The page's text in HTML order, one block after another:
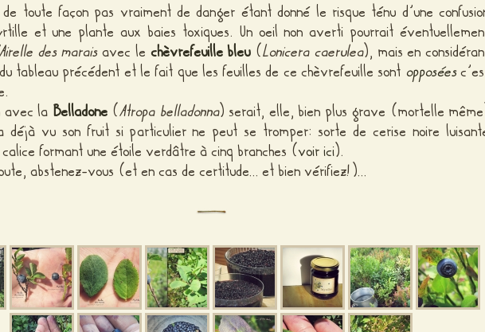
toute façon pas vraiment de danger étant donné le risque ténu d’une
et une plante aux baies toxiques. Un oeil non averti pourrait
des maraisavec lechèvrefeuille bleu (Lonicera caerulea), mais en
tableau précédent et le fait que les feuilles de ce chèvrefeuille sont opposées
avec la Belladone (Atropa belladonna) serait, elle, bien plus grave (mortelle
déjà vu son fruit si particulier ne peut se tromper: sorte de cerise noire
formant une étoile verdâtre à cinq branches (voir ici).
abstenez-vous (et en cas de certitude… et bien vérifiez!)…